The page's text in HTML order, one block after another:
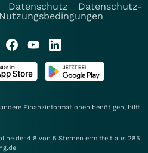
Datenschutz
Datenschutz-
Nutzungsbedingungen
Finanzinformationen benötigen, hilft
4.8 von 5 Sternen ermittelt aus 285